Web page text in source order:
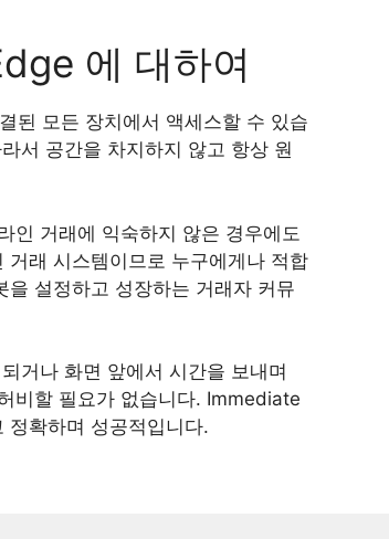
에 대하여
된 모든 장치에서 액세스할 수 있습
서 공간을 차지하지 않고 항상 원
인 거래에 익숙하지 않은 경우에도
래 시스템이므로 누구에게나 적합
설정하고 성장하는 거래자 커뮤
거나 화면 앞에서 시간을 보내며
비할 필요가 없습니다. Immediate
정확하며 성공적입니다.